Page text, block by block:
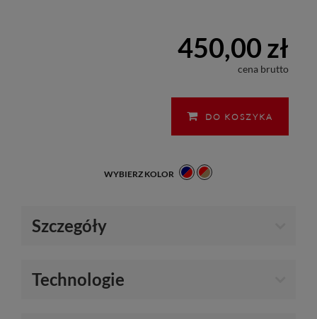
450,00 zł
cena brutto
DO KOSZYKA
WYBIERZ KOLOR
Szczegóły
Technologie